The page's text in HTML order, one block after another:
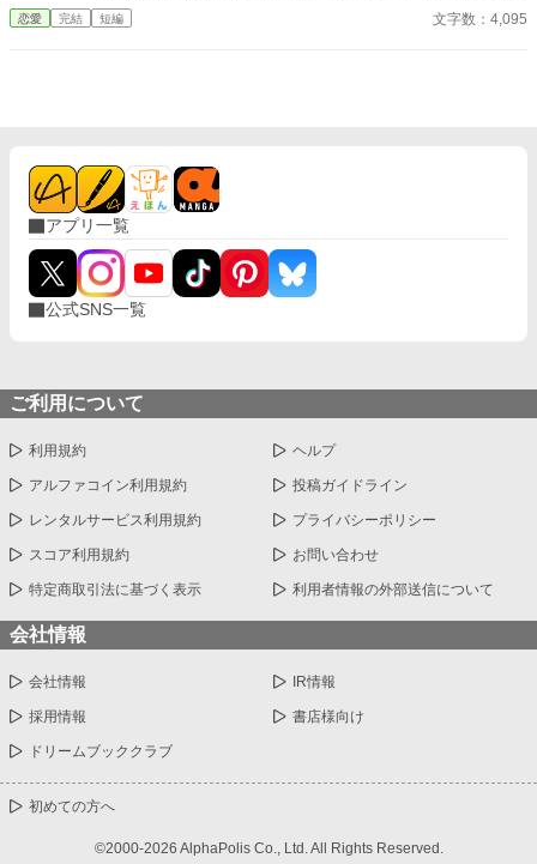
く。
間”の契約を終わらせることにした。 赤の他人を屋敷に迎えるこ
とはしない。 不要なものに感情を砕く理由などない。 「だって、
恋愛 完結 短編 文字数：4,095
アプリ一覧
公式SNS一覧
ご利用について
利用規約 ヘルプ
アルファコイン利用規約 投稿ガイドライン
レンタルサービス利用規約 プライバシーポリシー
スコア利用規約 お問い合わせ
特定商取引法に基づく表示 利用者情報の外部送信について
会社情報
会社情報 IR情報
採用情報 書店様向け
ドリームブッククラブ
初めての方へ
©2000-2026 AlphaPolis Co., Ltd. All Rights Reserved.